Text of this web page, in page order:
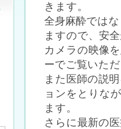
きます。
全身麻酔では
ますので、安
カメラの映像
ーでご覧いた
また医師の説
ョンをとりな
ます。
さらに最新の